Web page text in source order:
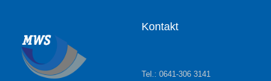
Kontakt
Tel.: 0641-306 3141